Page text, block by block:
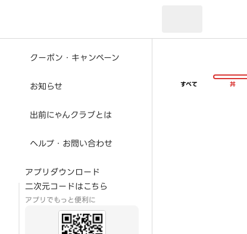
クーポン・キャンペーン
お知らせ
出前にゃんクラブとは
ヘルプ・お問い合わせ
アプリダウンロード
二次元コードはこちら
アプリでもっと便利に
すべて 丼